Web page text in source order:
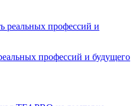
профессий и будущего